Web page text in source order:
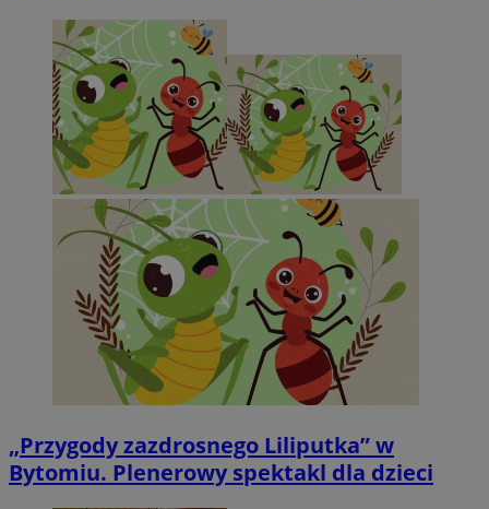
„Przygody zazdrosnego Liliputka” w
Bytomiu. Plenerowy spektakl dla dzieci